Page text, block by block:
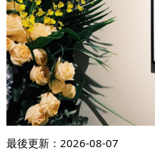
最後更新： 2026-08-07